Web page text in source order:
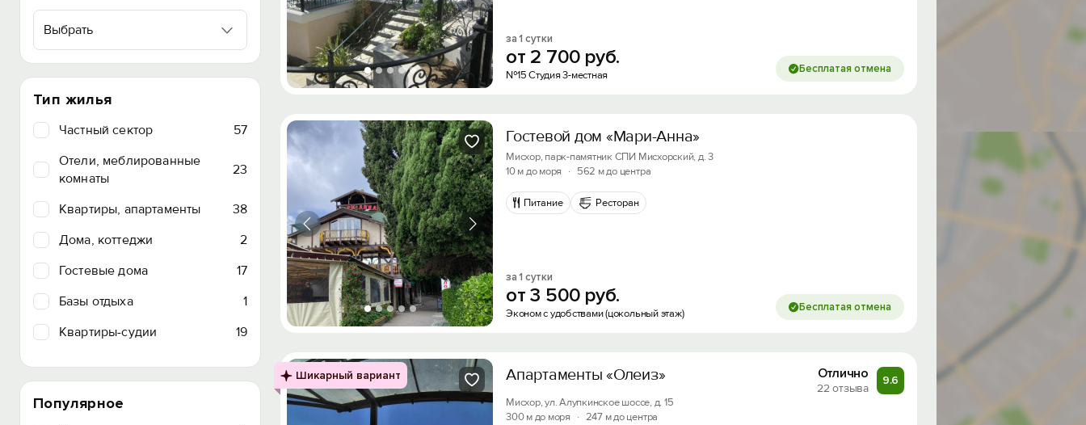
Выбрать
Тип жилья
Частный сектор
57
Отели, меблированные
комнаты
23
Квартиры, апартаменты
38
Дома, коттеджи
2
Гостевые дома
17
Базы отдыха
1
Квартиры-судии
19
Популярное
за 1 сутки
от 2 700 руб.
№15 Студия 3-местная Бесплатая отмена
Гостевой дом «Мари-Анна»
Мисхор, парк-памятник СПИ Мисхорский, д. 3
10 м до моря
· 562 м до центра
Питание Ресторан
за 1 сутки
от3 500 руб.
Эконом с удобствами (цокольный этаж) Бесплатая отмена
Шикарный вариант Апартаменты «Олеиз» Отлично
22 отзыва
9.6
Мисхор, ул. Алупкинское шоссе, д. 15
300 м до моря
· 247 м до центра